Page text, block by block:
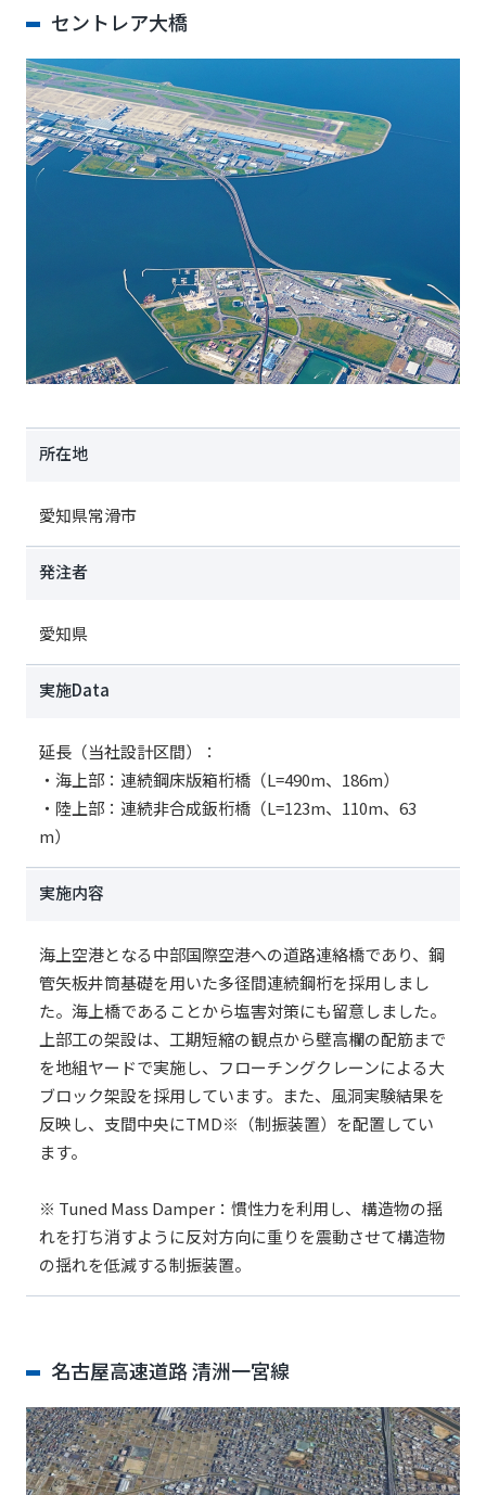
セントレア大橋
所在地
愛知県常滑市
発注者
愛知県
実施Data
延長（当社設計区間）：
・海上部：連続鋼床版箱桁橋（L=490m、186m）
・陸上部：連続非合成鈑桁橋（L=123m、110m、63
m）
実施内容
海上空港となる中部国際空港への道路連絡橋であり、鋼
管矢板井筒基礎を用いた多径間連続鋼桁を採用しまし
た。海上橋であることから塩害対策にも留意しました。
上部工の架設は、工期短縮の観点から壁高欄の配筋まで
を地組ヤードで実施し、フローチングクレーンによる大
ブロック架設を採用しています。また、風洞実験結果を
反映し、支間中央にTMD※（制振装置）を配置してい
ます。
※ Tuned Mass Damper：慣性力を利用し、構造物の揺
れを打ち消すように反対方向に重りを震動させて構造物
の揺れを低減する制振装置。
名古屋高速道路 清洲一宮線